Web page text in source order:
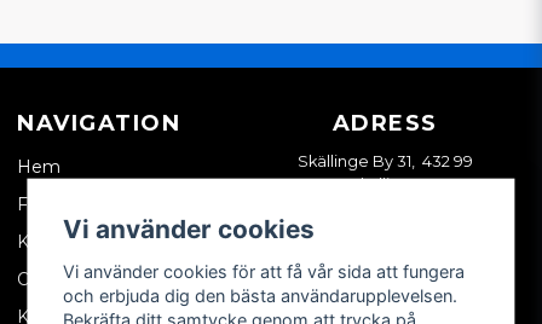
NAVIGATION
Hem
Företagskund
Kontakta oss
Om oss
Köpvillkor
ADRESS
Skällinge By 31, 432 99
Skällinge
Vi använder cookies
Vi använder cookies för att få vår sida att fungera
och erbjuda dig den bästa användarupplevelsen.
Bekräfta ditt samtycke genom att trycka på